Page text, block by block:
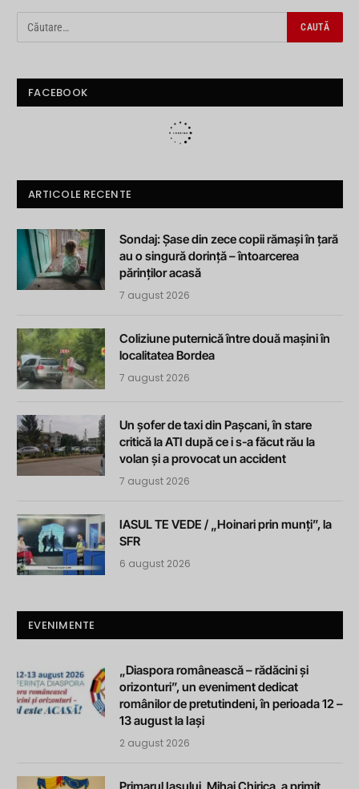
FACEBOOK
ARTICOLE RECENTE
Sondaj: Șase din zece copii rămași în țară
au o singură dorință – întoarcerea
părinților acasă
7 august 2026
Coliziune puternică între două mașini în
localitatea Bordea
7 august 2026
Un șofer de taxi din Pașcani, în stare
critică la ATI după ce i s-a făcut rău la
volan și a provocat un accident
7 august 2026
IASUL TE VEDE / „Hoinari prin munți”, la
SFR
6 august 2026
EVENIMENTE
„Diaspora românească – rădăcini și
orizonturi”, un eveniment dedicat
românilor de pretutindeni, în perioada 12 –
13 august la Iași
2 august 2026